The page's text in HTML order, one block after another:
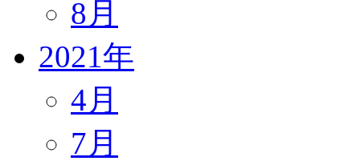
8月
2021年
4月
7月